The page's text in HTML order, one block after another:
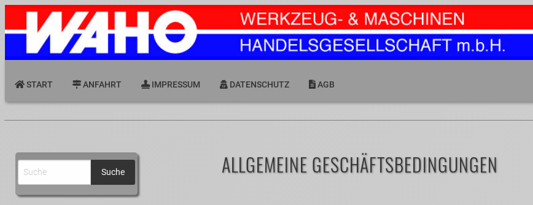
START ANFAHRT IMPRESSUM DATENSCHUTZ AGB
ALLGEMEINE GESCHÄFTSBEDINGUNGEN